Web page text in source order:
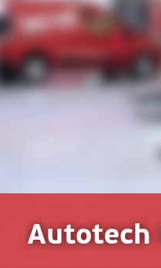
Autotech